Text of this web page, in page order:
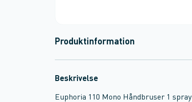
Produktinformation
Beskrivelse
Euphoria 110 Mono Håndbruser 1 spray